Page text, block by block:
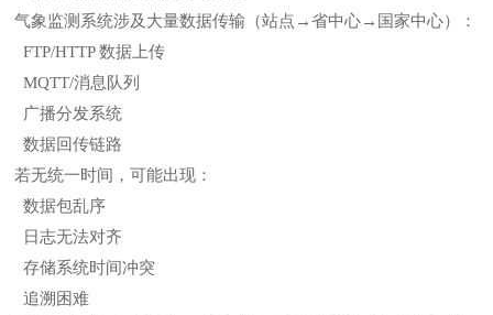
气象监测系统涉及大量数据传输（站点→省中心→国家中心）：
FTP/HTTP 数据上传
MQTT/消息队列
广播分发系统
数据回传链路
若无统一时间，可能出现：
数据包乱序
日志无法对齐
存储系统时间冲突
追溯困难